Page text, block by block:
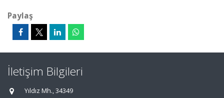
Paylaş
İletişim Bilgileri
Yıldız Mh., 34349